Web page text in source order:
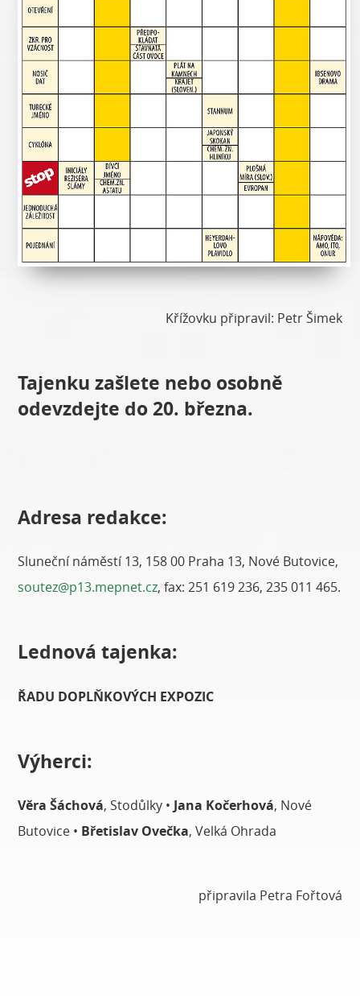
Křížovku připravil: Petr Šimek
Tajenku zašlete nebo osobně
odevzdejte do 20. března.
Adresa redakce:
Sluneční náměstí 13, 158 00 Praha 13, Nové Butovice,
soutez@p13.mepnet.cz, fax: 251 619 236, 235 011 465.
Lednová tajenka:
ŘADU DOPLŇKOVÝCH EXPOZIC
Výherci:
Věra Šáchová, Stodůlky • Jana Kočerhová, Nové
Butovice • Břetislav Ovečka, Velká Ohrada
připravila Petra Fořtová